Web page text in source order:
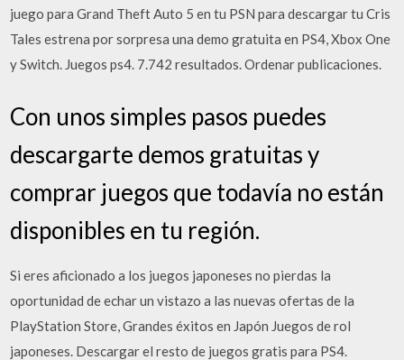
juego para Grand Theft Auto 5 en tu PSN para descargar tu Cris
Tales estrena por sorpresa una demo gratuita en PS4, Xbox One
y Switch. Juegos ps4. 7.742 resultados. Ordenar publicaciones.
Con unos simples pasos puedes
descargarte demos gratuitas y
comprar juegos que todavía no están
disponibles en tu región.
Si eres aficionado a los juegos japoneses no pierdas la
oportunidad de echar un vistazo a las nuevas ofertas de la
PlayStation Store, Grandes éxitos en Japón Juegos de rol
japoneses. Descargar el resto de juegos gratis para PS4.